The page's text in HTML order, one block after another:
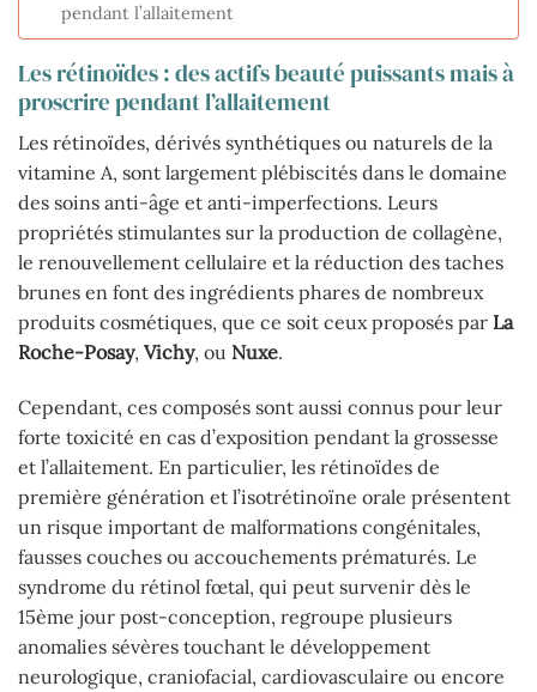
pendant l’allaitement
Les rétinoïdes : des actifs beauté puissants mais à
proscrire pendant l’allaitement
Les rétinoïdes, dérivés synthétiques ou naturels de la
vitamine A, sont largement plébiscités dans le domaine
des soins anti-âge et anti-imperfections. Leurs
propriétés stimulantes sur la production de collagène,
le renouvellement cellulaire et la réduction des taches
brunes en font des ingrédients phares de nombreux
produits cosmétiques, que ce soit ceux proposés par La
Roche-Posay, Vichy, ou Nuxe.
Cependant, ces composés sont aussi connus pour leur
forte toxicité en cas d’exposition pendant la grossesse
et l’allaitement. En particulier, les rétinoïdes de
première génération et l’isotrétinoïne orale présentent
un risque important de malformations congénitales,
fausses couches ou accouchements prématurés. Le
syndrome du rétinol fœtal, qui peut survenir dès le
15ème jour post-conception, regroupe plusieurs
anomalies sévères touchant le développement
neurologique, craniofacial, cardiovasculaire ou encore